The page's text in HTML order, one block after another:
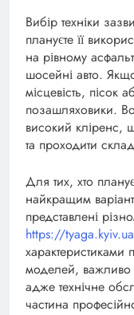
Вибір техніки
плануєте її
на рівному
шосейні авто.
місцевість, пісок
позашляховики.
високий кліренс,
та проходити
Для тих, хто
найкращим
представлені
https://
характеристиками
моделей, важливо
адже технічне
частина